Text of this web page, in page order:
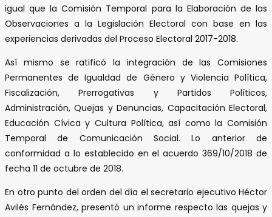
igual que la Comisión Temporal para la Elaboración de las
Observaciones a la Legislación Electoral con base en las
experiencias derivadas del Proceso Electoral 2017-2018.
Así mismo se ratificó la integración de las Comisiones
Permanentes de Igualdad de Género y Violencia Política,
Fiscalización, Prerrogativas y Partidos Políticos,
Administración, Quejas y Denuncias, Capacitación Electoral,
Educación Cívica y Cultura Política, así como la Comisión
Temporal de Comunicación Social. Lo anterior de
conformidad a lo establecido en el acuerdo 369/10/2018 de
fecha 11 de octubre de 2018.
En otro punto del orden del día el secretario ejecutivo Héctor
Avilés Fernández, presentó un informe respecto las quejas y